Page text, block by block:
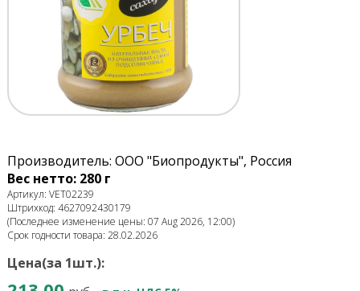
Производитель: ООО "Биопродукты", Россия
Вес нетто: 280 г
Артикул: VET02239
Штрихкод: 4627092430179
(Последнее изменение цены: 07 Aug 2026, 12:00)
Срок годности товара: 28.02.2026
Цена(за 1шт.):